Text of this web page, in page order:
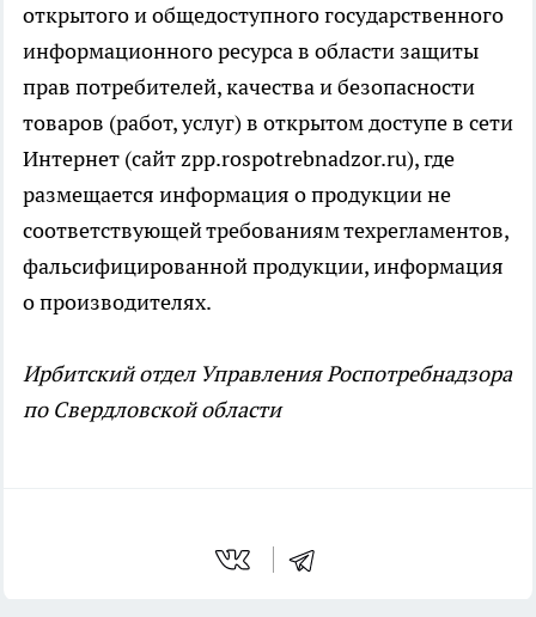
открытого и общедоступного государственного
информационного ресурса в области защиты
прав потребителей, качества и безопасности
товаров (работ, услуг) в открытом доступе в сети
Интернет (сайт zpp.rospotrebnadzor.ru), где
размещается информация о продукции не
соответствующей требованиям техрегламентов,
фальсифицированной продукции, информация
о производителях.
Ирбитский отдел Управления Роспотребнадзора
по Свердловской области